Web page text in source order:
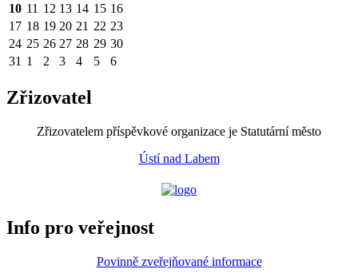
10 11 12 13 14 15 16
17 18 19 20 21 22 23
24 25 26 27 28 29 30
31 1 2 3 4 5 6
Zřizovatel
Zřizovatelem příspěvkové organizace je Statutární město
Ústí nad Labem
Info pro veřejnost
Povinně zveřejňované informace